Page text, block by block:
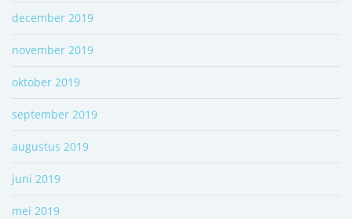
december 2019
november 2019
oktober 2019
september 2019
augustus 2019
juni 2019
mei 2019